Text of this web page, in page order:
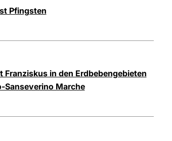
Pfingsten
Franziskus in den Erdbebengebieten
Sanseverino Marche